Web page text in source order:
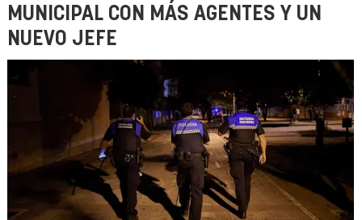
MUNICIPAL CON MÁS AGENTES Y UN
NUEVO JEFE